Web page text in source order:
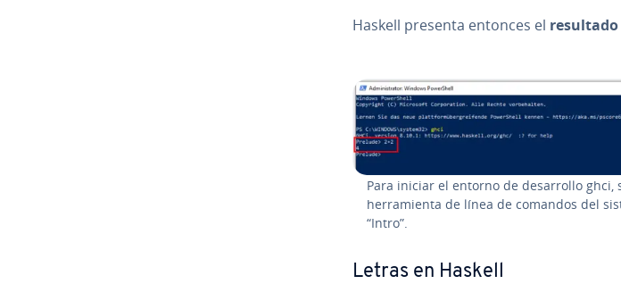
Haskell presenta entonces el resultado
Para iniciar el entorno de de­sa­rro­llo ghci,
he­rra­mie­n­ta de línea de comandos del
“Intro”.
Letras en Haskell